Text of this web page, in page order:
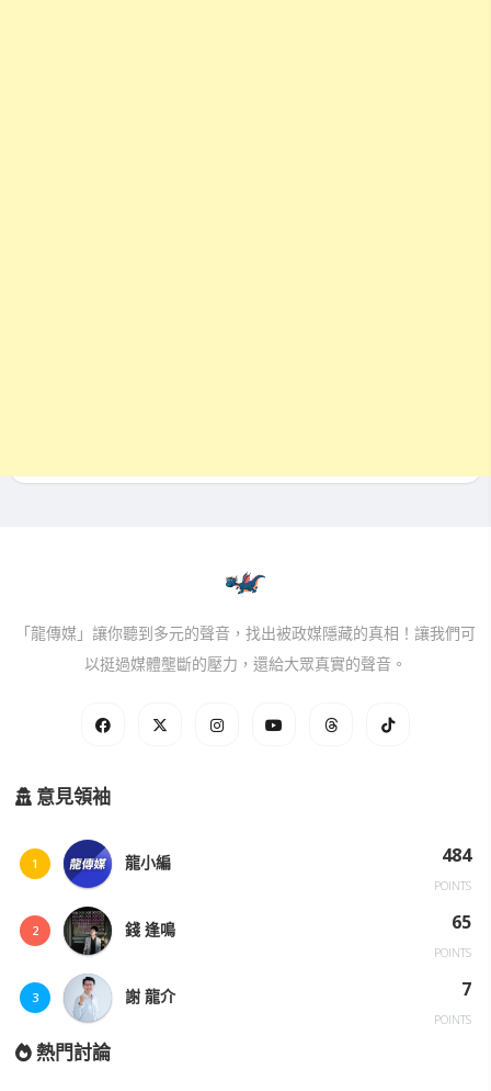
「龍傳媒」讓你聽到多元的聲音，找出被政媒隱藏的真相！讓我們可
以挺過媒體壟斷的壓力，還給大眾真實的聲音。
意見領袖
1 龍小編 484
POINTS
2 錢 逢鳴 65
POINTS
3 謝 龍介 7
POINTS
熱門討論